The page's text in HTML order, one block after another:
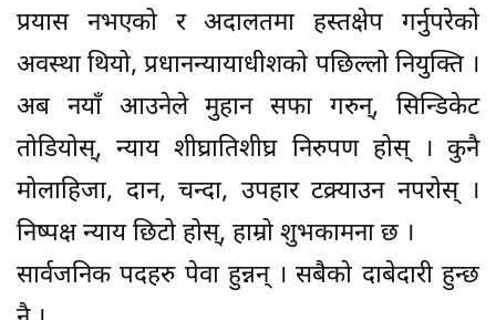
प्रयास नभएको र अदालतमा हस्तक्षेप गर्नुपरेको
अवस्था थियो, प्रधानन्यायाधीशको पछिल्लो नियुक्ति ।
अब नयाँ आउनेले मुहान सफा गरुन्, सिन्डिकेट
तोडियोस्, न्याय शीघ्रातिशीघ्र निरुपण होस् । कुनै
मोलाहिजा, दान, चन्दा, उपहार टक्र्याउन नपरोस् ।
निष्पक्ष न्याय छिटो होस्, हाम्रो शुभकामना छ ।
सार्वजनिक पदहरु पेवा हुन्नन् । सबैको दाबेदारी हुन्छ